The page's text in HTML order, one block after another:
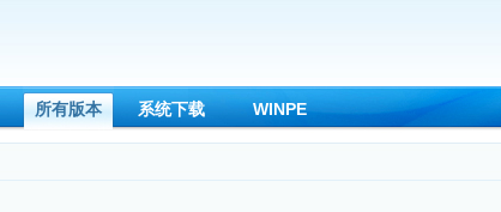
所有版本 系统下载 WINPE